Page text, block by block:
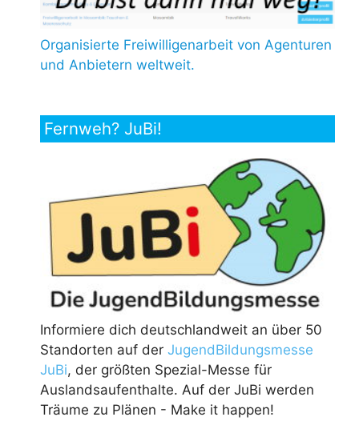
Organisierte Freiwilligenarbeit von Agenturen
und Anbietern weltweit.
Fernweh? JuBi!
Informiere dich deutschlandweit an über 50
Standorten auf der JugendBildungsmesse
JuBi, der größten Spezial-Messe für
Auslandsaufenthalte. Auf der JuBi werden
Träume zu Plänen - Make it happen!